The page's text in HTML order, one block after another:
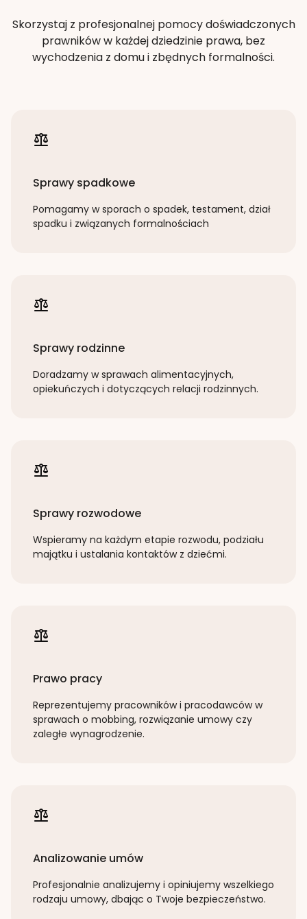
Skorzystaj z profesjonalnej pomocy doświadczonych
prawników w każdej dziedzinie prawa, bez
wychodzenia z domu i zbędnych formalności.
Sprawy spadkowe
Pomagamy w sporach o spadek, testament, dział
spadku i związanych formalnościach
Sprawy rodzinne
Doradzamy w sprawach alimentacyjnych,
opiekuńczych i dotyczących relacji rodzinnych.
Sprawy rozwodowe
Wspieramy na każdym etapie rozwodu, podziału
majątku i ustalania kontaktów z dziećmi.
Prawo pracy
Reprezentujemy pracowników i pracodawców w
sprawach o mobbing, rozwiązanie umowy czy
zaległe wynagrodzenie.
Analizowanie umów
Profesjonalnie analizujemy i opiniujemy wszelkiego
rodzaju umowy, dbając o Twoje bezpieczeństwo.